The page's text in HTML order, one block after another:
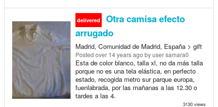
delivered
Otra camisa efecto
arrugado
Madrid, Comunidad de Madrid, España > gift
Posted over 14 years ago by user samara0
Esta de color blanco, talla xl, no da más talla
porque no es una tela elástica, en perfecto
estado, recogida metro sur parque europa,
fuenlabrada, por las mañanas a las 12.30 o
tardes a las 4.
3130 views